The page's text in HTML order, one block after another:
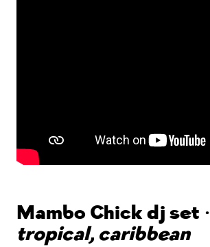
Mambo Chick dj set •
tropical, caribbean